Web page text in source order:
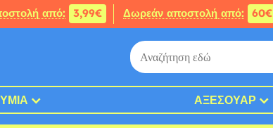
από: 3,99€ Δωρεάν αποστολή από: 60€
ΑΞΕΣΟΥΆΡ